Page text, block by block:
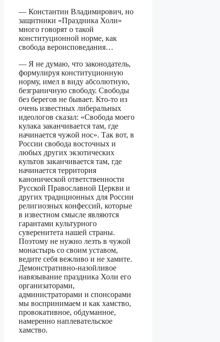
— Константин Владимирович, но
защитники «Праздника Холи»
много говорят о такой
конституционной норме, как
свобода вероисповедания…
— Я не думаю, что законодатель,
формулируя конституционную
норму, имел в виду абсолютную,
безграничную свободу. Свободы
без берегов не бывает. Кто-то из
очень известных либеральных
идеологов сказал: «Свобода моего
кулака заканчивается там, где
начинается чужой нос». Так вот, в
России свобода восточных и
любых других экзотических
культов заканчивается там, где
начинается территория
канонической ответственности
Русской Православной Церкви и
других традиционных для России
религиозных конфессий, которые
в известном смысле являются
гарантами культурного
суверенитета нашей страны.
Поэтому не нужно лезть в чужой
монастырь со своим уставом,
ведите себя вежливо и не хамите.
Демонстративно-назойливое
навязывание праздника Холи его
организаторами,
администраторами и спонсорами
мы воспринимаем и как хамство,
провокативное, обдуманное,
намеренно наплевательское
хамство.